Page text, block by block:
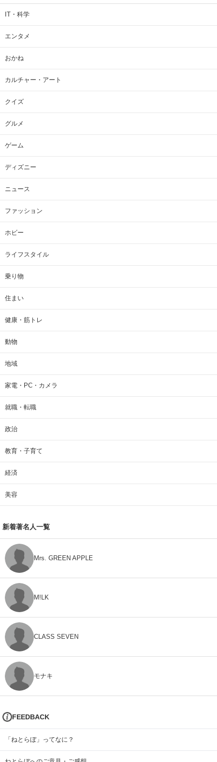
IT・科学
エンタメ
おかね
カルチャー・アート
クイズ
グルメ
ゲーム
ディズニー
ニュース
ファッション
ホビー
ライフスタイル
乗り物
住まい
健康・筋トレ
動物
地域
家電・PC・カメラ
就職・転職
政治
教育・子育て
経済
美容
新着著名人一覧
Mrs. GREEN APPLE
M!LK
CLASS SEVEN
モナキ
FEEDBACK
「ねとらぼ」ってなに？